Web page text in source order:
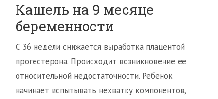
Кашель на 9 месяце
беременности
С 36 недели снижается выработка плацентой
прогестерона. Происходит возникновение ее
относительной недостаточности. Ребенок
начинает испытывать нехватку компонентов,